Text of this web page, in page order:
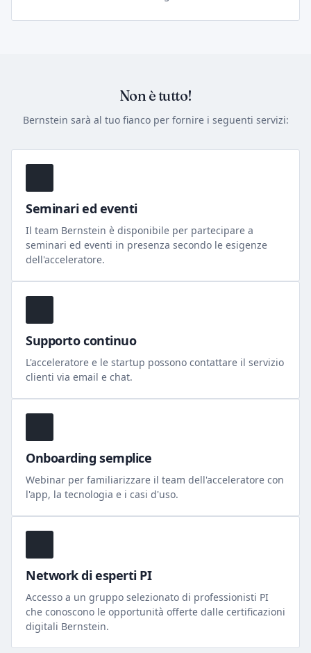
Non è tutto!
Bernstein sarà al tuo fianco per fornire i seguenti servizi:
Seminari ed eventi
Il team Bernstein è disponibile per partecipare a
seminari ed eventi in presenza secondo le esigenze
dell'acceleratore.
Supporto continuo
L'acceleratore e le startup possono contattare il servizio
clienti via email e chat.
Onboarding semplice
Webinar per familiarizzare il team dell'acceleratore con
l'app, la tecnologia e i casi d'uso.
Network di esperti PI
Accesso a un gruppo selezionato di professionisti PI
che conoscono le opportunità offerte dalle certificazioni
digitali Bernstein.